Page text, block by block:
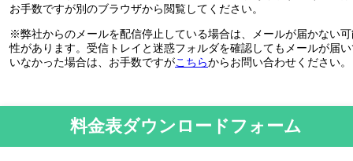
お手数ですが別のブラウザから閲覧してください。
※弊社からのメールを配信停止している場合は、メールが届かない
性があります。受信トレイと迷惑フォルダを確認してもメールが届
いなかった場合は、お手数ですがこちらからお問い合わせください。
料金表ダウンロードフォーム